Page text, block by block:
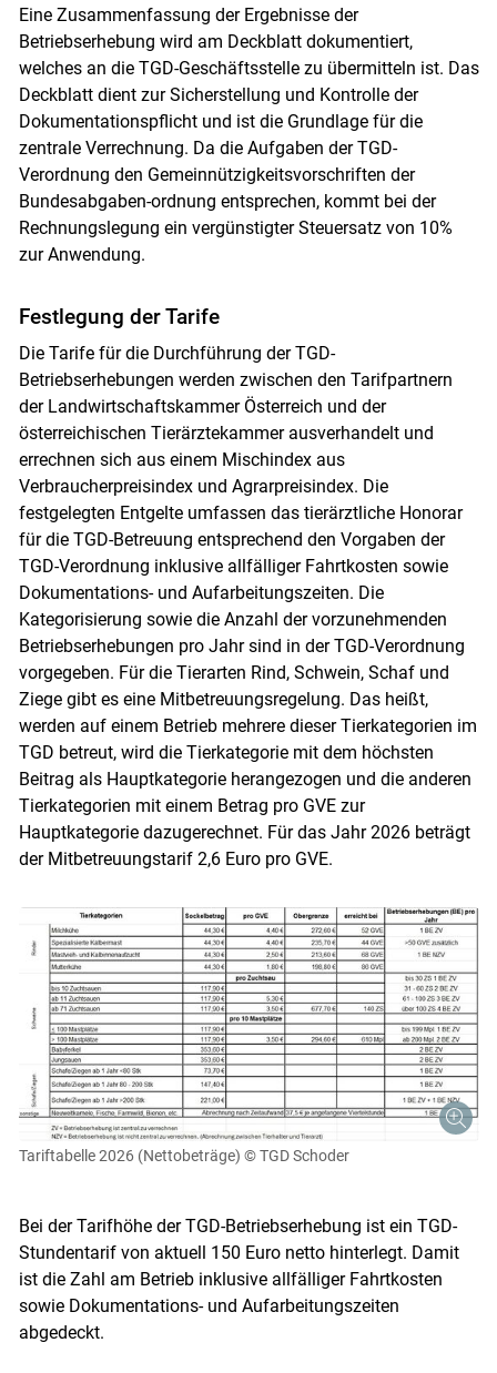
Skip to main content
Eine Zusammenfassung der Ergebnisse der
Betriebserhebung wird am Deckblatt dokumentiert,
welches an die TGD-Geschäftsstelle zu übermitteln ist. Das
Deckblatt dient zur Sicherstellung und Kontrolle der
Dokumentationspflicht und ist die Grundlage für die
zentrale Verrechnung. Da die Aufgaben der TGD-
Verordnung den Gemeinnützigkeitsvorschriften der
Bundesabgaben-ordnung entsprechen, kommt bei der
Rechnungslegung ein vergünstigter Steuersatz von 10%
zur Anwendung.
Festlegung der Tarife
Die Tarife für die Durchführung der TGD-
Betriebserhebungen werden zwischen den Tarifpartnern
der Landwirtschaftskammer Österreich und der
österreichischen Tierärztekammer ausverhandelt und
errechnen sich aus einem Mischindex aus
Verbraucherpreisindex und Agrarpreisindex. Die
festgelegten Entgelte umfassen das tierärztliche Honorar
für die TGD-Betreuung entsprechend den Vorgaben der
TGD-Verordnung inklusive allfälliger Fahrtkosten sowie
Dokumentations- und Aufarbeitungszeiten. Die
Kategorisierung sowie die Anzahl der vorzunehmenden
Betriebserhebungen pro Jahr sind in der TGD-Verordnung
vorgegeben. Für die Tierarten Rind, Schwein, Schaf und
Ziege gibt es eine Mitbetreuungsregelung. Das heißt,
werden auf einem Betrieb mehrere dieser Tierkategorien im
TGD betreut, wird die Tierkategorie mit dem höchsten
Beitrag als Hauptkategorie herangezogen und die anderen
Tierkategorien mit einem Betrag pro GVE zur
Hauptkategorie dazugerechnet. Für das Jahr 2026 beträgt
der Mitbetreuungstarif 2,6 Euro pro GVE.
Tariftabelle 2026 (Nettobeträge) © TGD Schoder
Bei der Tarifhöhe der TGD-Betriebserhebung ist ein TGD-
Stundentarif von aktuell 150 Euro netto hinterlegt. Damit
ist die Zahl am Betrieb inklusive allfälliger Fahrtkosten
sowie Dokumentations- und Aufarbeitungszeiten
abgedeckt.